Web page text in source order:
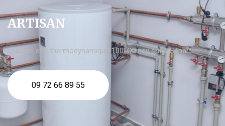
ARTISAN
chauffe eau thermodynamique 100l Quincy sous Sénart
09 72 66 89 55